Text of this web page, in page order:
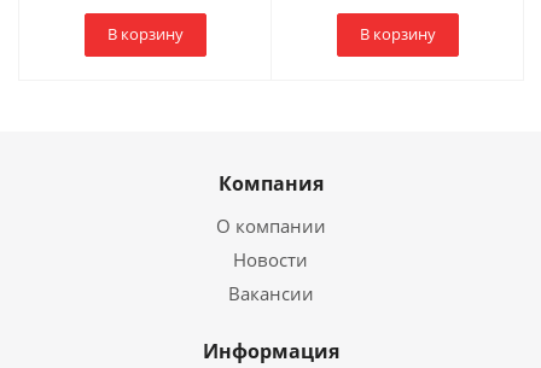
В корзину В корзину
Компания
О компании
Новости
Вакансии
Информация